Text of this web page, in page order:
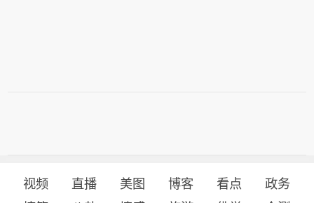
视频 直播 美图 博客 看点
政务